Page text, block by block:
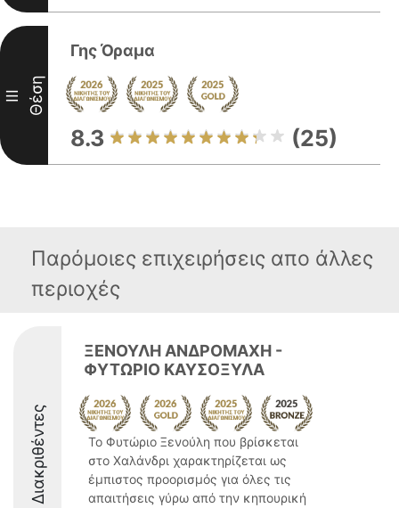
III Θέση
Γης Όραμα
8.3 (25)
Παρόμοιες επιχειρήσεις απο άλλες
περιοχές
Διακριθέντες
ΞΕΝΟΥΛΗ ΑΝΔΡΟΜΑΧΗ -
ΦΥΤΩΡΙΟ ΚΑΥΣΟΞΥΛΑ
Το Φυτώριο Ξενούλη που βρίσκεται
στο Χαλάνδρι χαρακτηρίζεται ως
έμπιστος προορισμός για όλες τις
απαιτήσεις γύρω από την κηπουρική